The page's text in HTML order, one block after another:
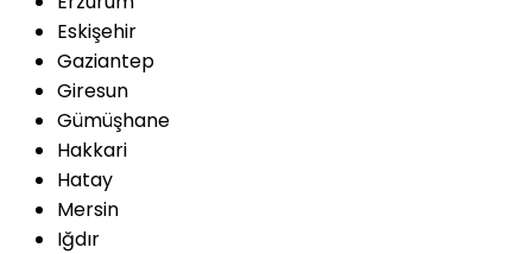
Eskişehir
Gaziantep
Giresun
Gümüşhane
Hakkari
Hatay
Mersin
Iğdır